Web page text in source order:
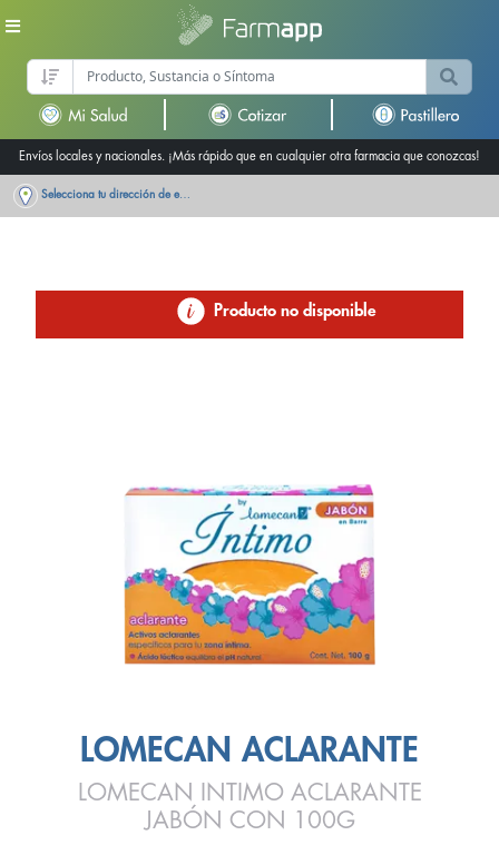
Envíos locales y nacionales. ¡Más rápido que en cualquier otra farmacia que conozcas!
Selecciona tu dirección de entrega
Producto no disponible
LOMECAN ACLARANTE
LOMECAN INTIMO ACLARANTE
JABÓN CON 100G